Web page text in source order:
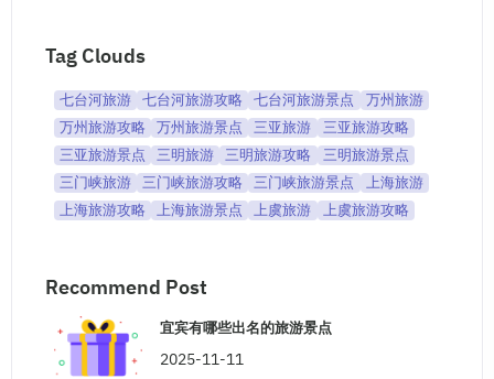
Tag Clouds
七台河旅游 七台河旅游攻略 七台河旅游景点
万州旅游
万州旅游攻略
万州旅游景点 三亚旅游
三亚旅游攻略
三亚旅游景点
三明旅游 三明旅游攻略
三明旅游景点
三门峡旅游
三门峡旅游攻略 三门峡旅游景点
上海旅游
上海旅游攻略
上海旅游景点 上虞旅游 上虞旅游攻略
Recommend Post
宜宾有哪些出名的旅游景点
2025-11-11